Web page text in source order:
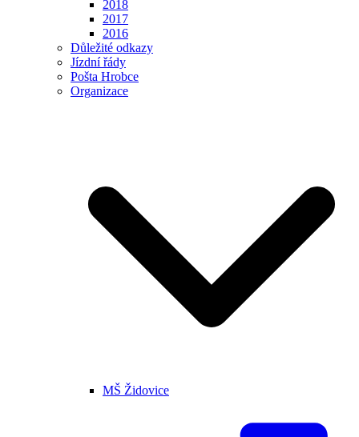
2018
2017
2016
Důležité odkazy
Jízdní řády
Pošta Hrobce
Organizace
MŠ Židovice